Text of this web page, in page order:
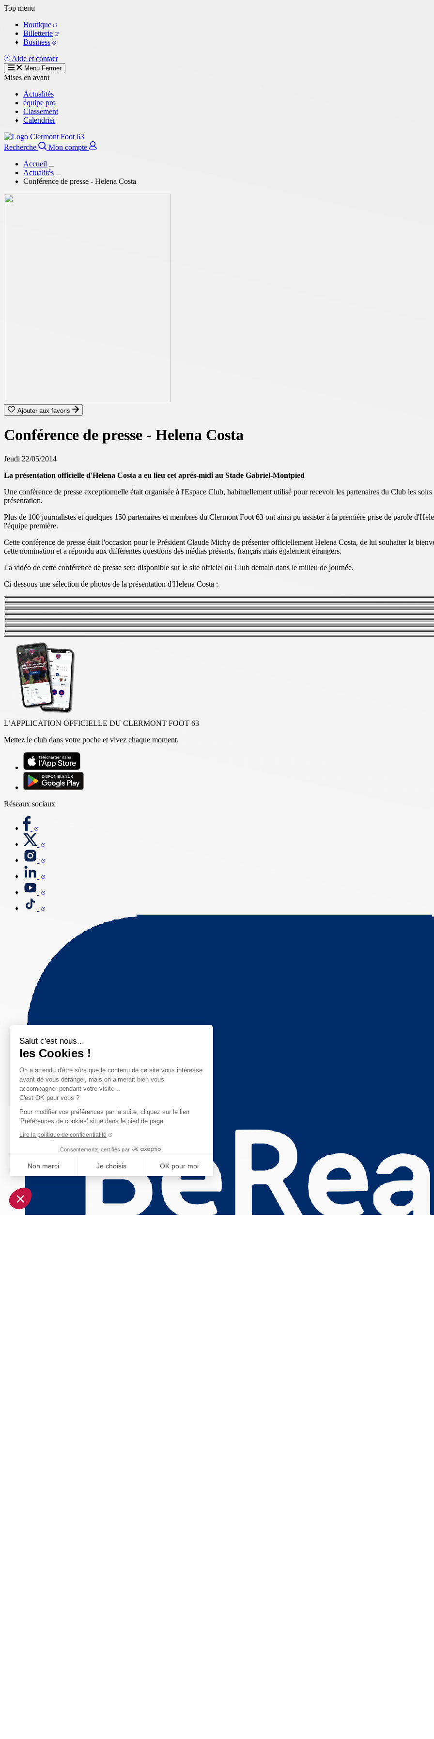
Salut c'est nous...
les Cookies !
On a attendu d'être sûrs que le contenu de ce site vous intéresse
avant de vous déranger, mais on aimerait bien vous
accompagner pendant votre visite...
C'est OK pour vous ?
Pour modifier vos préférences par la suite, cliquez sur le lien
'Préférences de cookies' situé dans le pied de page.
Lire la politique de confidentialité
Consentements certifiés par
Non merci Je choisis OK pour moi
Plateforme de Gestion du Consentement : Personnalisez vos Options
Notre plateforme vous permet d'adapter et de gérer vos paramètres de confidentialité, en garantissant la conformité avec
Aller
contenu
principal
Top menu
Boutique
Billetterie
Business
Aide et contact
Menu Fermer
Mises en avant
Actualités
équipe pro
Classement
Calendrier
Recherche
Mon compte
Accueil
Actualités
Conférence de presse - Helena Costa
Ajouter aux favoris
Conférence de presse - Helena Costa
Jeudi 22/05/2014
La présentation officielle d'Helena Costa a eu lieu cet après-midi au Stade Gabriel-Montpied
Une conférence de presse exceptionnelle était organisée à l'Espace Club, habituellement utilisé pour recevoir les partenaires du Club les
présentation.
Plus de 100 journalistes et quelques 150 partenaires et membres du Clermont Foot 63 ont ainsi pu assister à la première prise de parole
l'équipe première.
Cette conférence de presse était l'occasion pour le Président Claude Michy de présenter officiellement Helena Costa, de lui souhaiter la
cette nomination et a répondu aux différentes questions des médias présents, français mais également étrangers.
La vidéo de cette conférence de presse sera disponible sur le site officiel du Club demain dans le milieu de journée.
Ci-dessous une sélection de photos de la présentation d'Helena Costa :
L’APPLICATION OFFICIELLE DU CLERMONT FOOT 63
Mettez le club dans votre poche et vivez chaque moment.
Réseaux sociaux